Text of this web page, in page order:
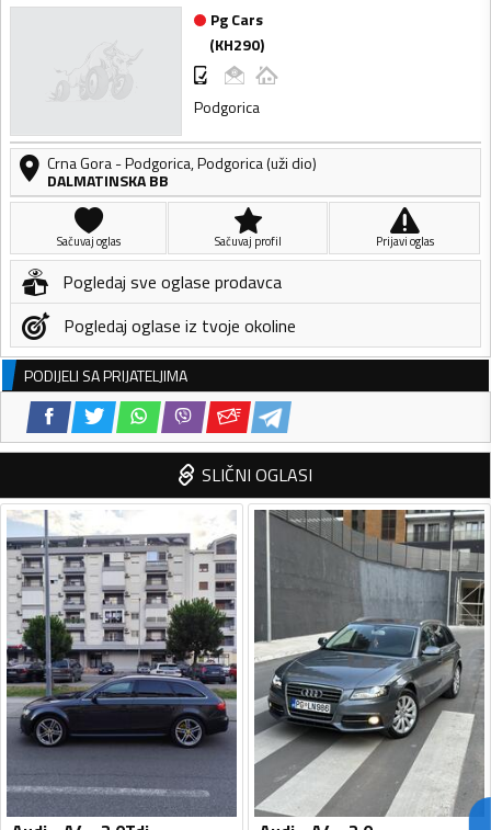
Pg Cars
(KH290)
Podgorica
Crna Gora-Podgorica,Podgorica (uži dio)
DALMATINSKA BB
Sačuvaj oglas Sačuvaj profil Prijavi oglas
Pogledaj sve oglase prodavca
Pogledaj oglase iz tvoje okoline
PODIJELI SA PRIJATELJIMA
SLIČNI OGLASI